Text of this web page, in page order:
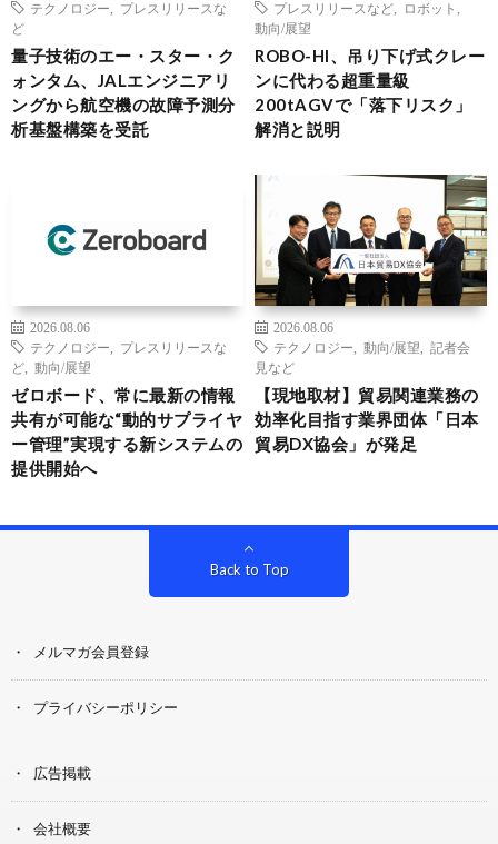
テクノロジー
プレスリリースな
ど
量子技術のエー・スター・ク
ォンタム、JALエンジニアリ
ングから航空機の故障予測分
析基盤構築を受託
プレスリリースなど
ロボット
動向/展望
ROBO-HI、吊り下げ式クレー
ンに代わる超重量級
200tAGVで「落下リスク」
解消と説明
2026.08.06
テクノロジー
プレスリリースな
ど
動向/展望
ゼロボード、常に最新の情報
共有が可能な“動的サプライヤ
ー管理”実現する新システムの
提供開始へ
2026.08.06
テクノロジー
動向/展望
記者会
見など
【現地取材】貿易関連業務の
効率化目指す業界団体「日本
貿易DX協会」が発足
Back to Top
メルマガ会員登録
プライバシーポリシー
広告掲載
会社概要